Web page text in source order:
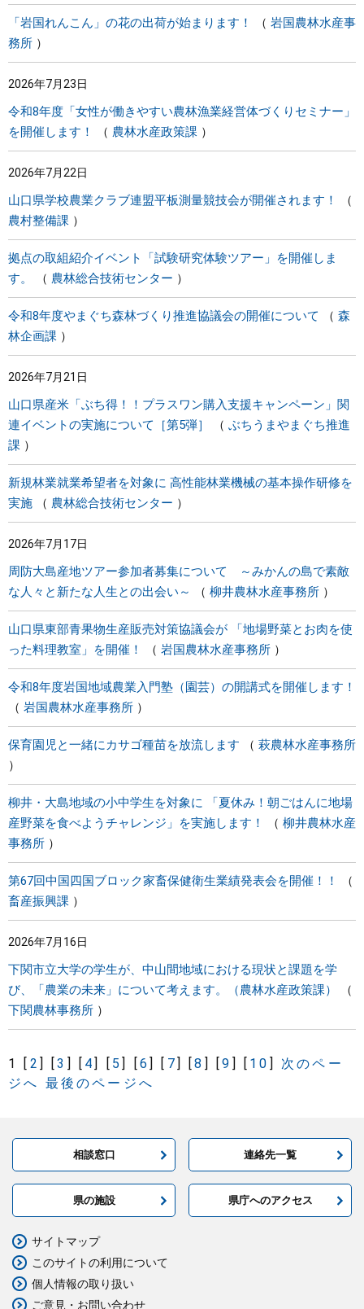
「岩国れんこん」の花の出荷が始まります！
岩国農林水産事
務所
2026年7月23日
令和8年度「女性が働きやすい農林漁業経営体づくりセミナー」
を開催します！
農林水産政策課
2026年7月22日
山口県学校農業クラブ連盟平板測量競技会が開催されます！
農村整備課
拠点の取組紹介イベント「試験研究体験ツアー」を開催しま
す。
農林総合技術センター
令和8年度やまぐち森林づくり推進協議会の開催について
森
林企画課
2026年7月21日
山口県産米「ぶち得！！プラスワン購入支援キャンペーン」関
連イベントの実施について［第5弾］
ぶちうまやまぐち推進
課
新規林業就業希望者を対象に 高性能林業機械の基本操作研修を
実施
農林総合技術センター
2026年7月17日
周防大島産地ツアー参加者募集について ～みかんの島で素敵
な人々と新たな人生との出会い～
柳井農林水産事務所
山口県東部青果物生産販売対策協議会が 「地場野菜とお肉を使
った料理教室」を開催！
岩国農林水産事務所
令和8年度岩国地域農業入門塾（園芸）の開講式を開催します！
岩国農林水産事務所
保育園児と一緒にカサゴ種苗を放流します 萩農林水産事務所
柳井・大島地域の小中学生を対象に 「夏休み！朝ごはんに地場
産野菜を食べようチャレンジ」を実施します！
柳井農林水産
事務所
第67回中国四国ブロック家畜保健衛生業績発表会を開催！！
畜産振興課
2026年7月16日
下関市立大学の学生が、中山間地域における現状と課題を学
び、「農業の未来」について考えます。（農林水産政策課）
下関農林事務所
1 [ 2 ] [3 ] [ 4] [ 5] [6] [ 7] [8 ] [9 ] [ 10 ]
次のペー
ジへ 最後のページへ
相談窓口 連絡先一覧
県の施設 県庁へのアクセス
サイトマップ
このサイトの利用について
個人情報の取り扱い
ご意見・お問い合わせ